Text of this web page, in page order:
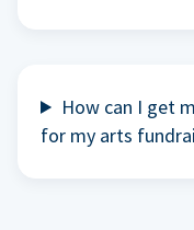
How can I get
for my arts